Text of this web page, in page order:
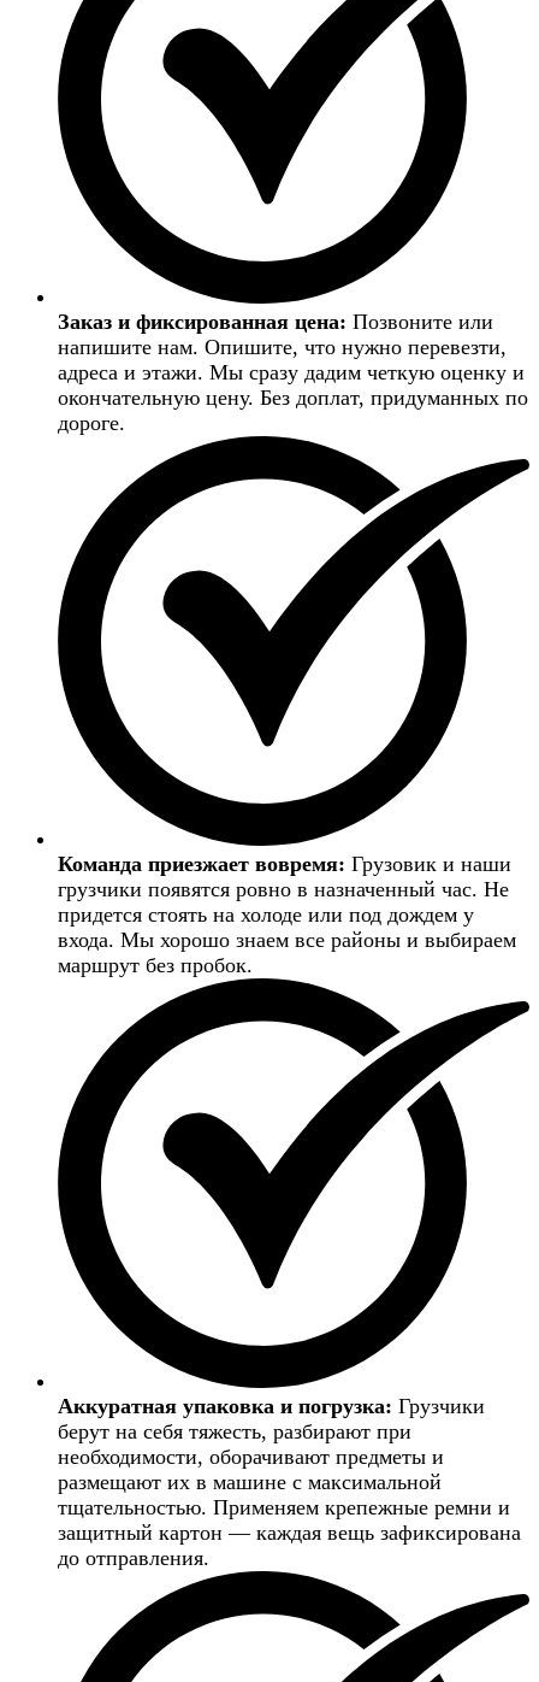
Заказ и фиксированная цена: Позвоните или
напишите нам. Опишите, что нужно перевезти,
адреса и этажи. Мы сразу дадим четкую оценку и
окончательную цену. Без доплат, придуманных по
дороге.
Команда приезжает вовремя: Грузовик и наши
грузчики появятся ровно в назначенный час. Не
придется стоять на холоде или под дождем у
входа. Мы хорошо знаем все районы и выбираем
маршрут без пробок.
Аккуратная упаковка и погрузка: Грузчики
берут на себя тяжесть, разбирают при
необходимости, оборачивают предметы и
размещают их в машине с максимальной
тщательностью. Применяем крепежные ремни и
защитный картон — каждая вещь зафиксирована
до отправления.